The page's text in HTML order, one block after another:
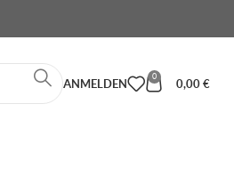
ANMELDEN
0
0,00 €